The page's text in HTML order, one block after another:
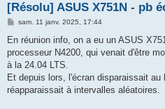
[Résolu] ASUS X751N - pb
M
s
a
g
sam. 11 janv. 2025, 17:44
En réunion info, on a eu un ASUS
processeur N4200, qui venait d'être
à la 24.04 LTS.
Et depuis lors, l'écran disparaissait
réapparaissait à intervalles aléatoires.